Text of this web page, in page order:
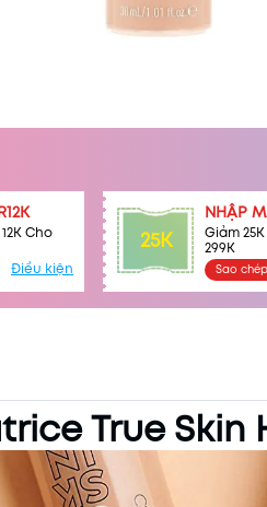
Cho
Điều kiện
25K
NHẬP
Giảm
299K
Sao
True